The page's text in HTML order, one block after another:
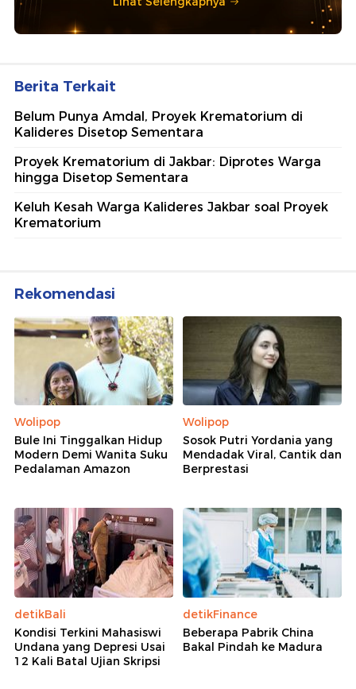
Berita Terkait
Belum Punya Amdal, Proyek Krematorium di
Kalideres Disetop Sementara
Proyek Krematorium di Jakbar: Diprotes Warga
hingga Disetop Sementara
Keluh Kesah Warga Kalideres Jakbar soal Proyek
Krematorium
Rekomendasi
Wolipop
Bule Ini Tinggalkan Hidup
Modern Demi Wanita Suku
Pedalaman Amazon
Wolipop
Sosok Putri Yordania yang
Mendadak Viral, Cantik dan
Berprestasi
detikBali
Kondisi Terkini Mahasiswi
Undana yang Depresi Usai
12 Kali Batal Ujian Skripsi
detikFinance
Beberapa Pabrik China
Bakal Pindah ke Madura